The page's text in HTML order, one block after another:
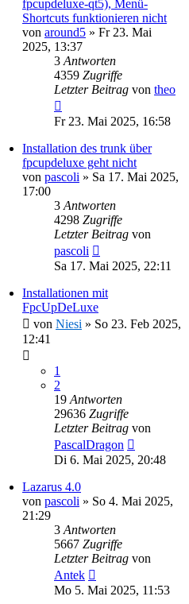
fpcupdeluxe-qt5), Menü-
Shortcuts funktionieren nicht
von around5 » Fr 23. Mai
2025, 13:37
3 Antworten
4359 Zugriffe
Letzter Beitrag von theo
Fr 23. Mai 2025, 16:58
Installation des trunk über
fpcupdeluxe geht nicht
von pascoli » Sa 17. Mai 2025,
17:00
3 Antworten
4298 Zugriffe
Letzter Beitrag von
pascoli
Sa 17. Mai 2025, 22:11
Installationen mit
FpcUpDeLuxe
von Niesi » So 23. Feb 2025,
12:41
1
2
19 Antworten
29636 Zugriffe
Letzter Beitrag von
PascalDragon
Di 6. Mai 2025, 20:48
Lazarus 4.0
von pascoli » So 4. Mai 2025,
21:29
3 Antworten
5667 Zugriffe
Letzter Beitrag von
Antek
Mo 5. Mai 2025, 11:53